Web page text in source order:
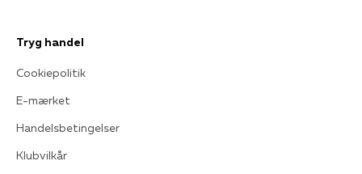
Tryg handel
Cookiepolitik
E-mærket
Handelsbetingelser
Klubvilkår